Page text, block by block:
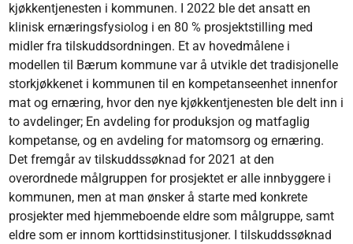
kjøkkentjenesten i kommunen. I 2022 ble det ansatt en
klinisk ernæringsfysiolog i en 80 % prosjektstilling med
midler fra tilskuddsordningen. Et av hovedmålene i
modellen til Bærum kommune var å utvikle det tradisjonelle
storkjøkkenet i kommunen til en kompetanseenhet innenfor
mat og ernæring, hvor den nye kjøkkentjenesten ble delt inn i
to avdelinger; En avdeling for produksjon og matfaglig
kompetanse, og en avdeling for matomsorg og ernæring.
Det fremgår av tilskuddssøknad for 2021 at den
overordnede målgruppen for prosjektet er alle innbyggere i
kommunen, men at man ønsker å starte med konkrete
prosjekter med hjemmeboende eldre som målgruppe, samt
eldre som er innom korttidsinstitusjoner. I tilskuddssøknad